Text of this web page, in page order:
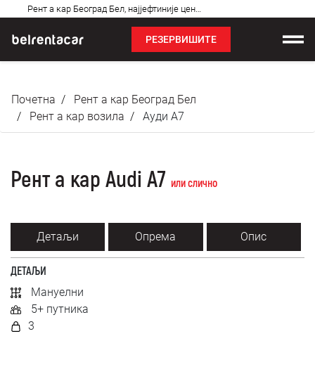
Рент а кар Београд Бел, најјефтиније цене: Бел!✓
питања
РЕЗЕРВИШИТЕ
Цене
О нама
Блог
Контакт
SRPSKI
Почетна
Рент а кар Београд Бел
Рент а кар возила
Ауди A7
Рент а кар Audi A7 или слично
Детаљи Опрема Опис
ДЕТАЉИ
Мануелни
5+ путника
3